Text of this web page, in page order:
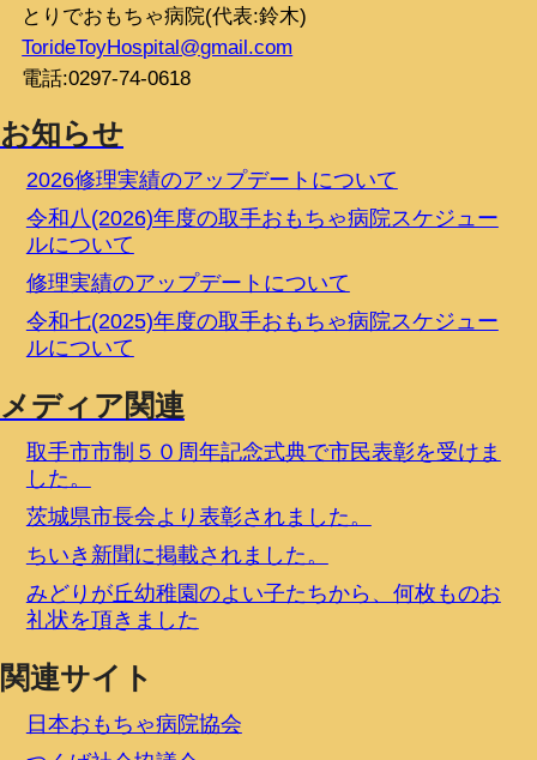
とりでおもちゃ病院(代表:鈴木)
TorideToyHospital@gmail.com
電話:0297-74-0618
お知らせ
2026修理実績のアップデートについて
令和八(2026)年度の取手おもちゃ病院スケジュー
ルについて
修理実績のアップデートについて
令和七(2025)年度の取手おもちゃ病院スケジュー
ルについて
メディア関連
取手市市制５０周年記念式典で市民表彰を受けま
した。
茨城県市長会より表彰されました。
ちいき新聞に掲載されました。
みどりが丘幼稚園のよい子たちから、何枚ものお
礼状を頂きました
関連サイト
日本おもちゃ病院協会